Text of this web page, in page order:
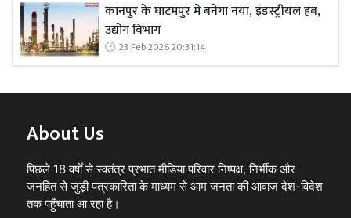
कानपुर के घाटमपुर में बनेगा नया, इंडस्ट्रीयल हब,
उद्योग विभाग
23 Feb 2026 20:31:14
About Us
पिछले 18 वर्षों से स्वतंत्र प्रभात मीडिया परिवार निष्पक्ष, निर्भीक और
जनहित से जुड़ी पत्रकारिता के माध्यम से आम जनता की आवाज़ देश-विदेश
तक पहुँचाता आ रहा है।